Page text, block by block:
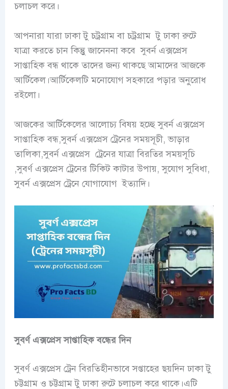
চলাচল করে।
আপনারা যারাঢাকা টু চট্রগ্রাম বা চট্রগ্রাম টু ঢাকা রুটে
যাত্রা করতে চান কিন্তুু জানেননা কবেসুবর্ন এক্সপ্রেস
সাপ্তাহিক বন্ধথাকে তাদের জন্য থাকছে আমাদের আজকে
আর্টিকেল।আর্টিকেলটি মনোযোগ সহকারে পড়ার অনুরোধ
রইলো।
আজকের আর্টিকেলের আলোচ্য বিষয় হচ্ছেসুবর্ন এক্সপ্রেস
সাপ্তাহিক বন্ধ,সুবর্নএক্সপ্রেস ট্রেনের সময়সূচী,ভাড়ার
তালিকা,সুবর্ন এক্সপ্রেস ট্রেনের যাত্রা বিরতির সময়সূচি
,সুবর্ণ এক্সপ্রেস ট্রেনের টিকিট কাটার উপায়, সুযোগ সুবিধা,
সুবর্ন এক্সপ্রেস ট্রেনে যোগাযোগ ইত্যাদি।
সুবর্ণ এক্সপ্রেস সাপ্তাহিক বন্ধের দিন
সুবর্ণ এক্সপ্রেস ট্রেন বিরতিহীনভাবে সপ্তাহের ছয়দিন ঢাকা টু
চট্টগ্রাম ও চট্টগ্রাম টু ঢাকা রুটে চলাচল করে থাকে।এটি